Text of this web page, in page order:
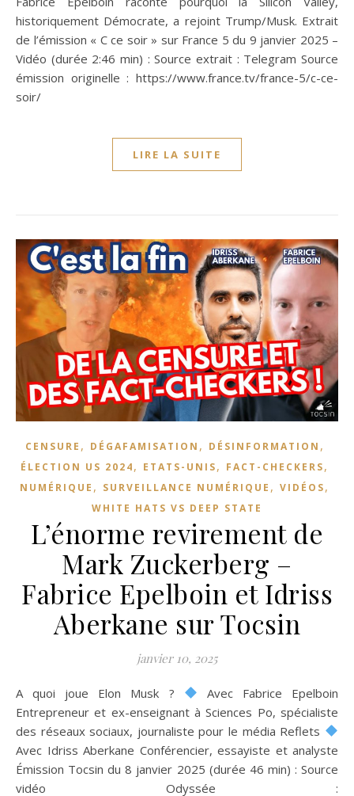
historiquement Démocrate, a rejoint Trump/Musk. Extrait
de l’émission « C ce soir » sur France 5 du 9 janvier 2025 –
Vidéo (durée 2:46 min) : Source extrait : Telegram Source
émission originelle : https://www.france.tv/france-5/c-ce-
soir/
LIRE LA SUITE
CENSURE , DÉGAFAMISATION , DÉSINFORMATION ,
ÉLECTION US 2024, ETATS-UNIS, FACT-CHECKERS,
NUMÉRIQUE , SURVEILLANCE NUMÉRIQUE , VIDÉOS,
WHITE HATS VS DEEP STATE
L’énorme revirement de
Mark Zuckerberg –
Fabrice Epelboin et Idriss
Aberkane sur Tocsin
janvier 10, 2025
A quoi joue Elon Musk ?
Avec Fabrice Epelboin
Entrepreneur et ex-enseignant à Sciences Po, spécialiste
des réseaux sociaux, journaliste pour le média Reflets
Avec Idriss Aberkane Conférencier, essayiste et analyste
Émission Tocsin du 8 janvier 2025 (durée 46 min) : Source
vidéo Odyssée :